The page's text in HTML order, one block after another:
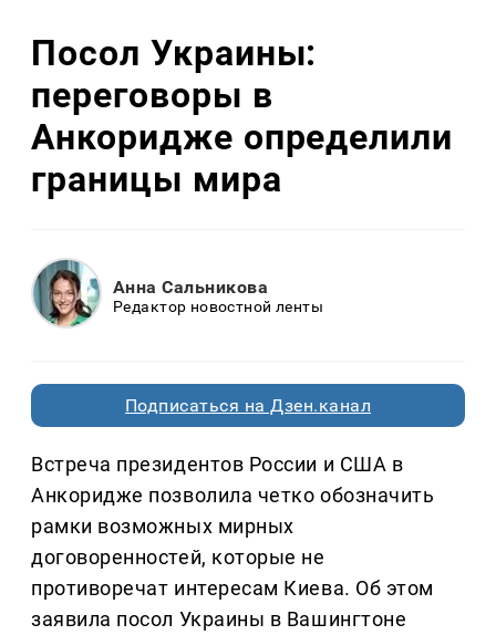
Посол Украины:
переговоры в
Анкоридже определили
границы мира
Анна Сальникова
Редактор новостной ленты
Подписаться на Дзен.канал
Встреча президентов России и США в
Анкоридже позволила четко обозначить
рамки возможных мирных
договоренностей, которые не
противоречат интересам Киева. Об этом
заявила посол Украины в Вашингтоне